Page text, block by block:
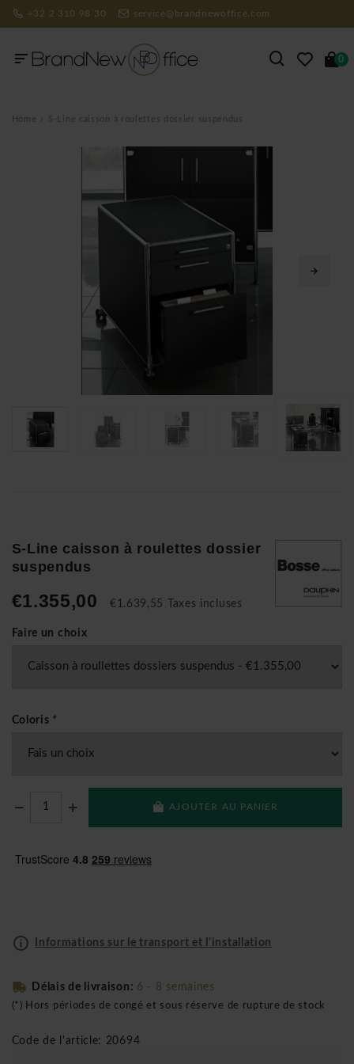
+32 2 310 98 30 service@brandnewoffice.com
0
Home S-Line caisson à roulettes dossier suspendus
S-Line caisson à roulettes dossier
suspendus
€1.355,00 €1.639,55 Taxes incluses
Faire un choix
Coloris *
AJOUTER AU PANIER
Informations sur le transport et l'installation
Délais de livraison: 6 - 8 semaines
(*) Hors périodes de congé et sous réserve de rupture de stock
Code de l'article: 20694